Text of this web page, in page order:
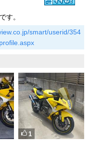
す。
smart/userid/354
1